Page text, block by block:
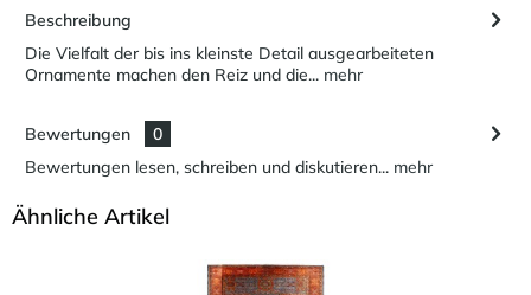
Beschreibung
Die Vielfalt der bis ins kleinste Detail ausgearbeiteten
Ornamente machen den Reiz und die... mehr
Bewertungen
0
Bewertungen lesen, schreiben und diskutieren... mehr
Ähnliche Artikel